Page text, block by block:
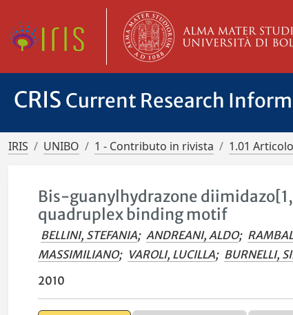
CRIS Current Research
IRIS UNIBO 1 - Contributo in rivista 1.01
Bis-guanylhydrazone
quadruplex binding motif
BELLINI, STEFANIA; ANDREANI, ALDO;
MASSIMILIANO; VAROLI, LUCILLA; BURNELLI,
2010